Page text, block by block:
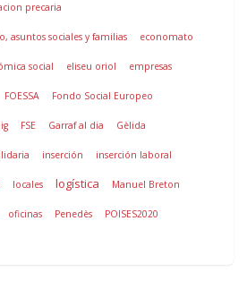
precaria
asuntos sociales y familias economato
social eliseu oriol empresas
FOESSA Fondo Social Europeo
FSE Garraf al dia Gèlida
inserción inserción laboral
locales logística Manuel Breton
oficinas Penedès POISES2020